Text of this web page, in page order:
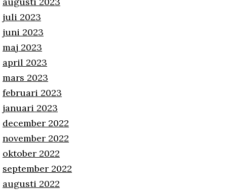
juli 2023
juni 2023
maj 2023
april 2023
mars 2023
februari 2023
januari 2023
december 2022
november 2022
oktober 2022
september 2022
augusti 2022